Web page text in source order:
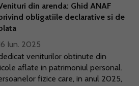
din arenda: Ghid ANAF
obligatiile declarative si de
Iun. 2025
veniturilor obtinute din
aflate in patrimoniul personal.
fizice care, in anul 2025,